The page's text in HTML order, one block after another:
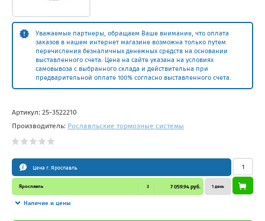
Уважаемые партнеры, обращаем Ваше внимание, что оплата
заказов в нашем интернет магазине возможна только путем
перечисления безналичных денежных средств на основании
выставленного счета. Цена на сайте указана на условиях
самовывоза с выбранного склада и действительна при
предварительной оплате 100% согласно выставленного счета.
Артикул: 25-3522210
Производитель: Рославльские тормозные системы
Цена г. Ярославль
Ярославль 3 7 059.94 руб.
Наличие и цены
1 день